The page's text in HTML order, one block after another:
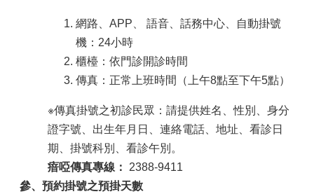
網路、APP
語音、話務中心、自動掛號
機：24小時
櫃檯：依門診開診時間
傳真：正常上班時間（上午8點至下午5點）
※傳真掛號之初診民眾：請提供姓名、性別、身分
證字號、出生年月日、連絡電話、地址、看診日
期、掛號科別、看診午別。
瘖啞傳真專線：
2388-9411
參、預約掛號之預掛天數